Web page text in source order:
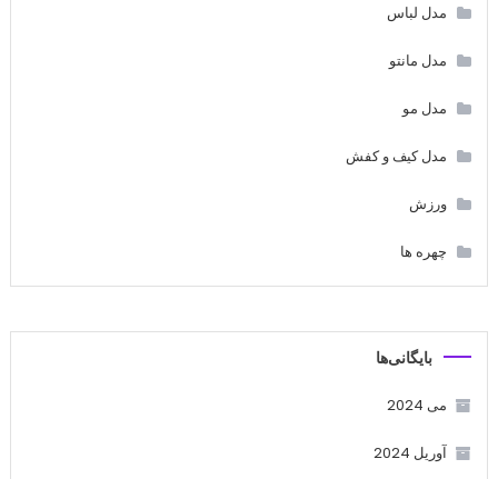
مدل لباس
مدل مانتو
مدل مو
مدل کیف و کفش
ورزش
چهره ها
بایگانی‌ها
می 2024
آوریل 2024